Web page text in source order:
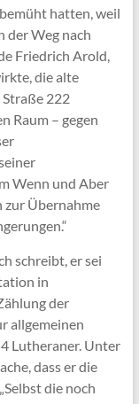
hatten, weil
der Weg nach
Friedrich Arold,
die alte
222
Raum – gegen
Wenn und Aber
zur Übernahme
schreibt, er sei
in
der
allgemeinen
Lutheraner. Unter
dass er die
die noch